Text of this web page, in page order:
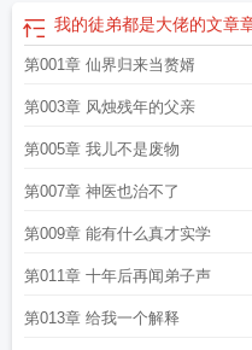
弟我的徒弟都是大佬啊 我的徒弟都
章我的徒弟都是大佬第二季我的徒
佬今遇卿我的徒弟都是大佬短剧
画下拉式
我的徒弟都是大佬动漫在
漫我的徒弟都是大佬动漫 我的徒
是大佬境界 都是大佬一朝尘尽光生 著
大佬txt都是大佬阅读我的徒弟都是
徒弟都是大佬夜北我的徒弟都是大
窗我的徒弟都是大佬第二季动漫在
我的徒弟都是大佬的文章
第001章 仙界归来当赘婿
第003章 风烛残年的父亲
第005章 我儿不是废物
第007章 神医也治不了
第009章 能有什么真才实学
第011章 十年后再闻弟子声
第013章 给我一个解释